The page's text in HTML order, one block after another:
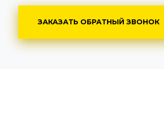
ЗАКАЗАТЬ ОБРАТНЫЙ ЗВОНОК